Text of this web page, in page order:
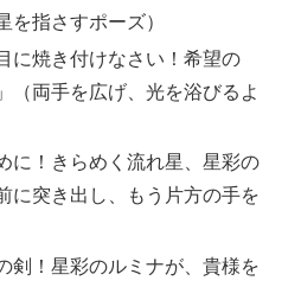
を指さすポーズ）
に焼き付けなさい！希望の
（両手を広げ、光を浴びるよ
に！きらめく流れ星、星彩の
に突き出し、もう片方の手を
剣！星彩のルミナが、貴様を